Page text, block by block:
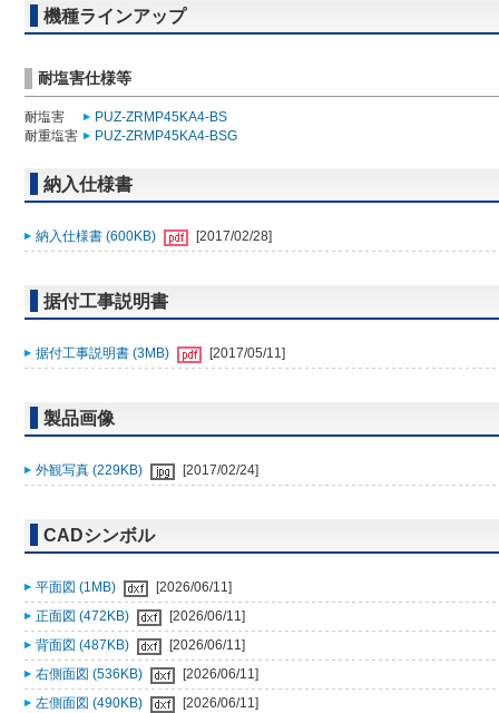
機種ラインアップ
耐塩害仕様等
耐塩害
PUZ-ZRMP45KA4-BS
耐重塩害
PUZ-ZRMP45KA4-BSG
納入仕様書
納入仕様書 (600KB) [2017/02/28]
据付工事説明書
据付工事説明書 (3MB) [2017/05/11]
製品画像
外観写真 (229KB) [2017/02/24]
CADシンボル
平面図 (1MB)
[2026/06/11]
正面図 (472KB)
[2026/06/11]
背面図 (487KB)
[2026/06/11]
右側面図 (536KB)
[2026/06/11]
左側面図 (490KB)
[2026/06/11]